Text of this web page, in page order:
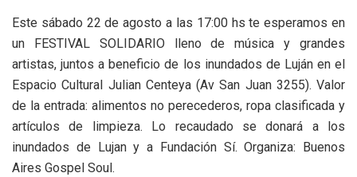
Este sábado 22 de agosto a las 17:00 hs te esperamos en
un FESTIVAL SOLIDARIO lleno de música y grandes
artistas, juntos a beneficio de los inundados de Luján en el
Espacio Cultural Julian Centeya (Av San Juan 3255). Valor
de la entrada: alimentos no perecederos, ropa clasificada y
artículos de limpieza. Lo recaudado se donará a los
inundados de Lujan y a Fundación Sí. Organiza: Buenos
Aires Gospel Soul.